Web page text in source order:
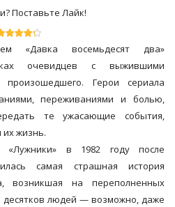
Поставьте Лайк!
«Давка восемьдесят два»
очевидцев с выжившими
произошедшего. Герои сериала
переживаниями и болью,
те ужасающие события,
их жизнь.
«Лужники» в 1982 году после
самая страшная история
возникшая на переполненных
десятков людей — возможно, даже